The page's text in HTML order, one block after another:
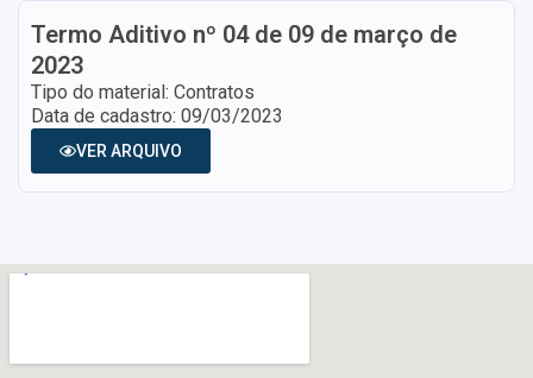
Termo Aditivo nº 04 de 09 de março de
2023
Tipo do material: Contratos
Data de cadastro: 09/03/2023
VER ARQUIVO